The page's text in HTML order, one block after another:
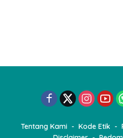
Tentang Kami Kode Etik